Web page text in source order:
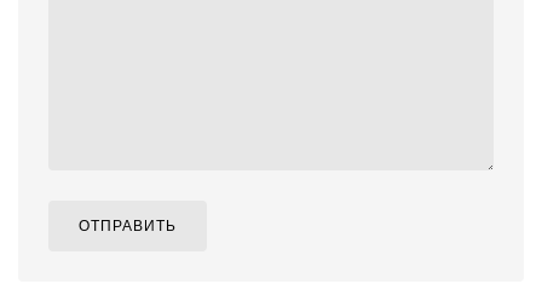
ОТПРАВИТЬ